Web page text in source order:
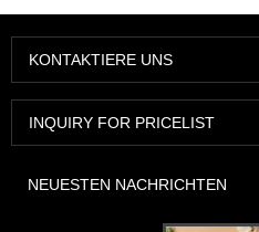
KONTAKTIERE UNS
INQUIRY FOR PRICELIST
NEUESTEN NACHRICHTEN